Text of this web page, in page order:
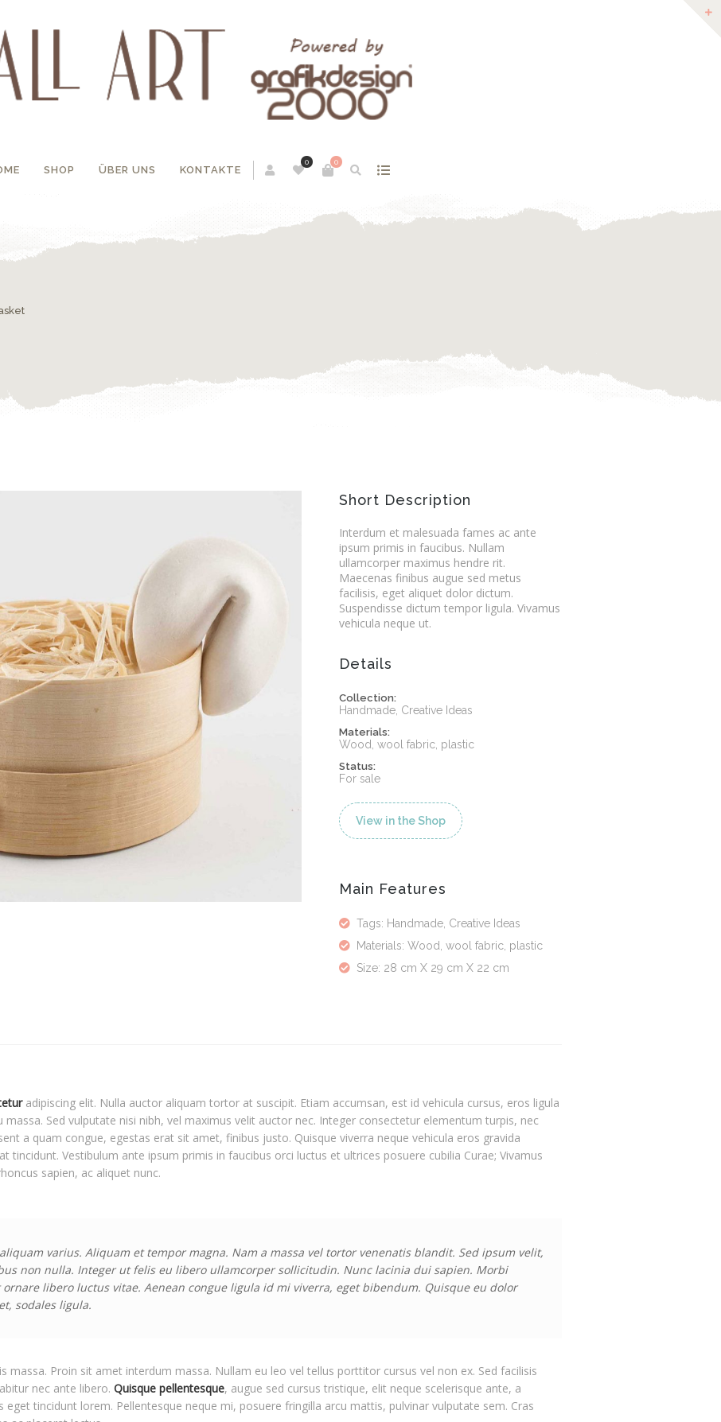
0
0
SHOP ÜBER UNS KONTAKTE
Short Description
Interdum et malesuada fames ac ante
ipsum primis in faucibus. Nullam
ullamcorper maximus hendre rit.
Maecenas finibus augue sed metus
facilisis, eget aliquet dolor dictum.
Suspendisse dictum tempor ligula. Vivamus
vehicula neque ut.
Details
Collection:
Handmade, Creative Ideas
Materials:
Wood, wool fabric, plastic
Status:
For sale
View in the Shop
Main Features
Tags: Handmade, Creative Ideas
Materials: Wood, wool fabric, plastic
Size: 28 cm X 29 cm X 22 cm
adipiscing elit. Nulla auctor aliquam tortor at suscipit. Etiam accumsan, est id vehicula cursus, eros ligula
Sed vulputate nisi nibh, vel maximus velit auctor nec. Integer consectetur elementum turpis, nec
a quam congue, egestas erat sit amet, finibus justo. Quisque viverra neque vehicula eros gravida
tincidunt. Vestibulum ante ipsum primis in faucibus orci luctus et ultrices posuere cubilia Curae; Vivamus
sapien, ac aliquet nunc.
varius. Aliquam et tempor magna. Nam a massa vel tortor venenatis blandit. Sed ipsum velit,
non nulla. Integer ut felis eu libero ullamcorper sollicitudin. Nunc lacinia dui sapien. Morbi
libero luctus vitae. Aenean congue ligula id mi viverra, eget bibendum. Quisque eu dolor
sodales ligula.
massa. Proin sit amet interdum massa. Nullam eu leo vel tellus porttitor cursus vel non ex. Sed facilisis
nec ante libero. Quisque pellentesque, augue sed cursus tristique, elit neque scelerisque ante, a
eget tincidunt lorem. Pellentesque neque mi, posuere fringilla arcu mattis, pulvinar vulputate sem. Cras